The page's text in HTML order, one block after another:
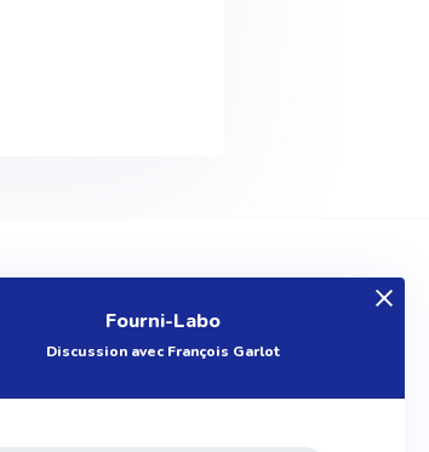
Réalisations
Fourni-Labo
Discussion avec François Garlot